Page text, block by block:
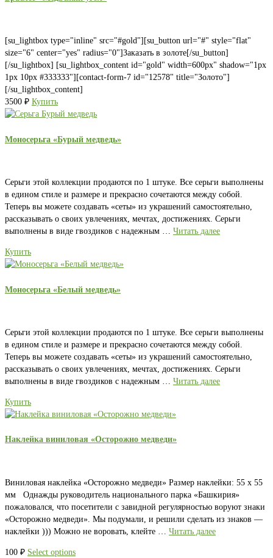
[su_lightbox type="inline" src="#gold"][su_button url="#" style="flat"
size="6" center="yes" radius="0"]Заказать в золоте[/su_button]
[/su_lightbox] [su_lightbox_content id="gold" width=600px" shadow="1px
1px 10px #333333"][contact-form-7 id="12578" title="Золото"]
[/su_lightbox_content]
3500 ₽ Купить
Моносерьга «Бурый медведь»
Серьги этой коллекции продаются по 1 штуке. Все серьги выполнены
в едином стиле и размере и прекрасно сочетаются между собой.
Теперь вы можете создавать «сеты» из украшений самостоятельно,
рассказывать о своих увлечениях, мечтах, достижениях. Серьги
выполнены в виде гвоздиков с надежным … Читать далее
Купить
Моносерьга «Белый медведь»
Серьги этой коллекции продаются по 1 штуке. Все серьги выполнены
в едином стиле и размере и прекрасно сочетаются между собой.
Теперь вы можете создавать «сеты» из украшений самостоятельно,
рассказывать о своих увлечениях, мечтах, достижениях. Серьги
выполнены в виде гвоздиков с надежным … Читать далее
Купить
Наклейка виниловая «Осторожно медведи»
Виниловая наклейка «Осторожно медведи» Размер наклейки: 55 х 55
мм Однажды руководитель национального парка «Башкирия»
пожаловался, что посетители с завидной регулярностью воруют знаки
«Осторожно медведи». Мы подумали, и решили сделать из знаков —
наклейки ))) Можно не воровать, клейте … Читать далее
100 ₽ Select options